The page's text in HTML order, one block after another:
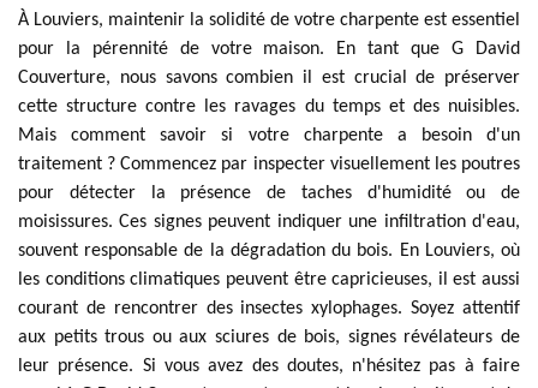
À Louviers, maintenir la solidité de votre charpente est essentiel
pour la pérennité de votre maison. En tant que G David
Couverture, nous savons combien il est crucial de préserver
cette structure contre les ravages du temps et des nuisibles.
Mais comment savoir si votre charpente a besoin d'un
traitement ? Commencez par inspecter visuellement les poutres
pour détecter la présence de taches d'humidité ou de
moisissures. Ces signes peuvent indiquer une infiltration d'eau,
souvent responsable de la dégradation du bois. En Louviers, où
les conditions climatiques peuvent être capricieuses, il est aussi
courant de rencontrer des insectes xylophages. Soyez attentif
aux petits trous ou aux sciures de bois, signes révélateurs de
leur présence. Si vous avez des doutes, n'hésitez pas à faire